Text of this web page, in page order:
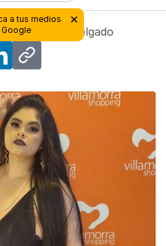
a tus medios
×
| Por Omar Delgado
Copy link